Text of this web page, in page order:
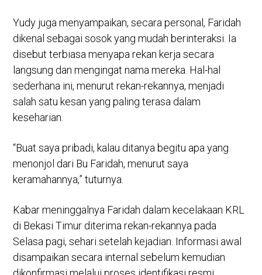
Yudy juga menyampaikan, secara personal, Faridah
dikenal sebagai sosok yang mudah berinteraksi. Ia
disebut terbiasa menyapa rekan kerja secara
langsung dan mengingat nama mereka. Hal-hal
sederhana ini, menurut rekan-rekannya, menjadi
salah satu kesan yang paling terasa dalam
keseharian.
“Buat saya pribadi, kalau ditanya begitu apa yang
menonjol dari Bu Faridah, menurut saya
keramahannya,” tuturnya.
Kabar meninggalnya Faridah dalam kecelakaan KRL
di Bekasi Timur diterima rekan-rekannya pada
Selasa pagi, sehari setelah kejadian. Informasi awal
disampaikan secara internal sebelum kemudian